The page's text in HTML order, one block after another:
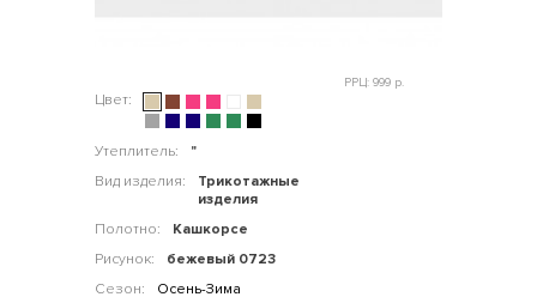
Цвет:
Утеплитель:
"
Вид изделия:
Трикотажные
изделия
Полотно:
Кашкорсе
Рисунок:
бежевый 0723
Сезон:
Осень-Зима
РРЦ: 999 р.